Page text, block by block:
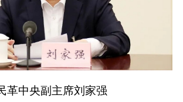
革中央副主席刘家强